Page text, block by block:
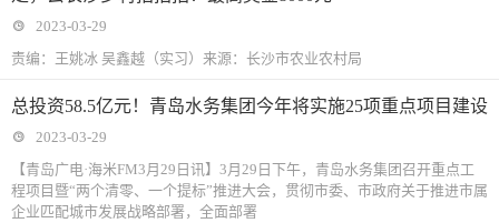
2023-03-29
责编：王姚冰 吴鑫越（实习）来源：长沙市农业农村局
总投资58.5亿元！青岛水务集团今年将实施25项重点项目建设
2023-03-29
【青岛广电·海米FM3月29日讯】3月29日下午，青岛水务集团召开重点工
程项目暨“两个清零、一个提标”推进大会，贯彻市委、市政府关于推进市属
企业匹配城市发展战略部署，全面部署